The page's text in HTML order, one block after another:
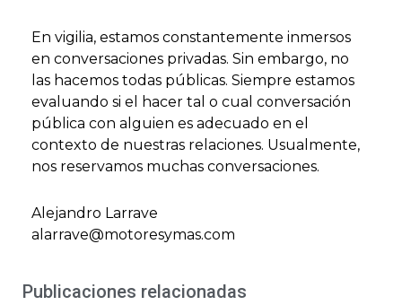
En vigilia, estamos constantemente inmersos
en conversaciones privadas. Sin embargo, no
las hacemos todas públicas. Siempre estamos
evaluando si el hacer tal o cual conversación
pública con alguien es adecuado en el
contexto de nuestras relaciones. Usualmente,
nos reservamos muchas conversaciones.
Alejandro Larrave
alarrave@motoresymas.com
Publicaciones relacionadas